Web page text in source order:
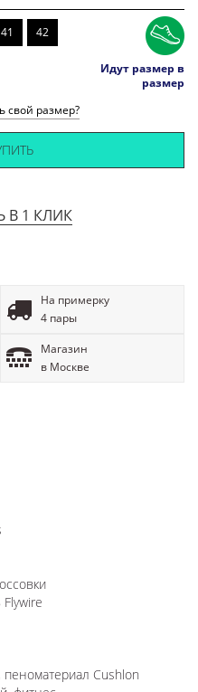
41 42
Идут размер в
размер
свой размер?
В 1 КЛИК
На примерку
4 пары
Магазин
в Москве
Cushlon